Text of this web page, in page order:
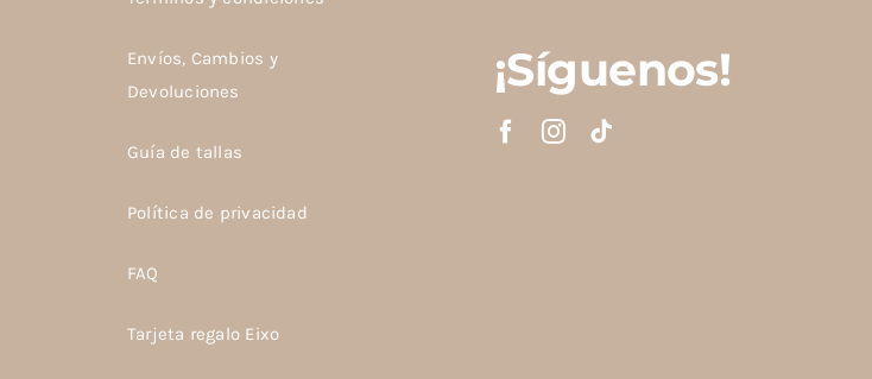
Envíos, Cambios y
Devoluciones
Guía de tallas
Política de privacidad
FAQ
Tarjeta regalo Eixo
¡Síguenos!